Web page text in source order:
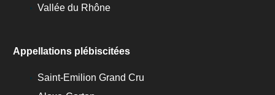
Vallée du Rhône
Appellations plébiscitées
Saint-Emilion Grand Cru